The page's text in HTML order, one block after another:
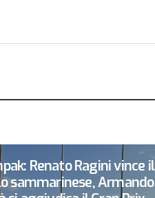
Renato Ragini vince il
sammarinese, Armando